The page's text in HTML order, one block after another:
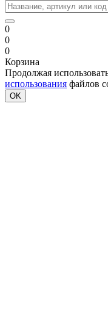
0
0
0
Корзина
Продолжая
использования файлов
OK